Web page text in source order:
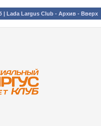
| Lada Largus Club - Архив - Вверх